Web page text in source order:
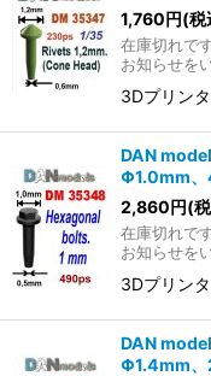
1,760円(税
在庫切れで
お知らせを
3Dプリン
DAN
Φ1.0mm
2,860円(
在庫切れで
お知らせを
3Dプリン
DAN
Φ1.4mm